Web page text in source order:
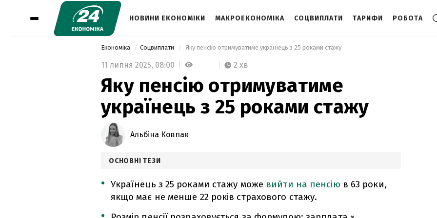
НОВИНИ ЕКОНОМІКИ МАКРОЕКОНОМІКА СОЦВИПЛАТИ ТАРИФИ РОБОТА
Економіка Соцвиплати Яку пенсію отримуватиме українець з 25 роками стажу
11 липня 2025, 08:00 2 хв
Яку пенсію отримуватиме
українець з 25 роками стажу
Альбіна Ковпак
ОСНОВНІ ТЕЗИ
Українець з 25 роками стажу може вийти на пенсію в 63 роки,
якщо має не менше 22 років страхового стажу.